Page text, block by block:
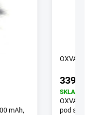
mAh,
OXVA
339
OXVA
pod